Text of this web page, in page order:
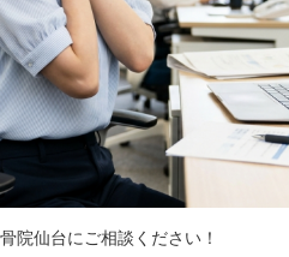
骨院仙台にご相談ください！